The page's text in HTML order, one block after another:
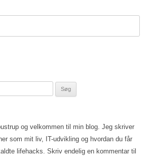
og velkommen til min blog. Jeg skriver
som mit liv, IT-udvikling og hvordan du får
lifehacks. Skriv endelig en kommentar til